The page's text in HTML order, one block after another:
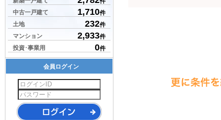
中古一戸建て
1,710件
土地
232件
マンション
2,933件
投資･事業用
0件
会員ログイン